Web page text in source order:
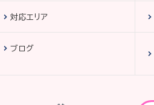
対応エリア
ブログ